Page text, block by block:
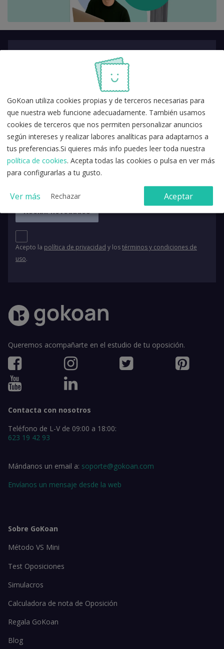
Entérate de las últimas
novedades en oposiciones
Acepto la política de privacidad y lostérminos y condiciones de
uso.
Queremos acompañarte en el estudio de tu oposición.
Contacta con nosotros
Teléfono de L-V de 09:00 a 18:00:
623 19 42 93
Mándanos un email a: soporte@gokoan.com
Envíanos un mensaje desde la web
Sobre GoKoan
Método VS Mini
Test Oposiciones
Simulacros
Calculadora de nota de Oposición
Regala GoKoan
Blog
GoKoan utiliza cookies propias y de terceros necesarias para
que nuestra web funcione adecuadamente. También usamos
cookies de terceros que nos permiten personalizar anuncios
según intereses y realizar labores analíticas para adaptarnos a
tus preferencias.Si quieres más info puedes leer toda nuestra
política de cookies. Acepta todas las cookies o pulsa en ver más
para configurarlas a tu gusto.
Ver más Rechazar Aceptar